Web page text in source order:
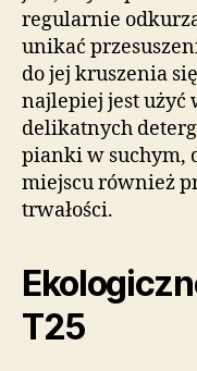
regularnie
unikać
do jej kruszenia
najlepiej jest użyć
delikatnych
pianki w suchym,
miejscu również
trwałości.
T25